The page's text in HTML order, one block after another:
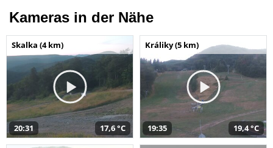
Kameras in der Nähe
Skalka (4 km)
20:31 17,6 °C
Králiky (5 km)
19:35 19,4 °C